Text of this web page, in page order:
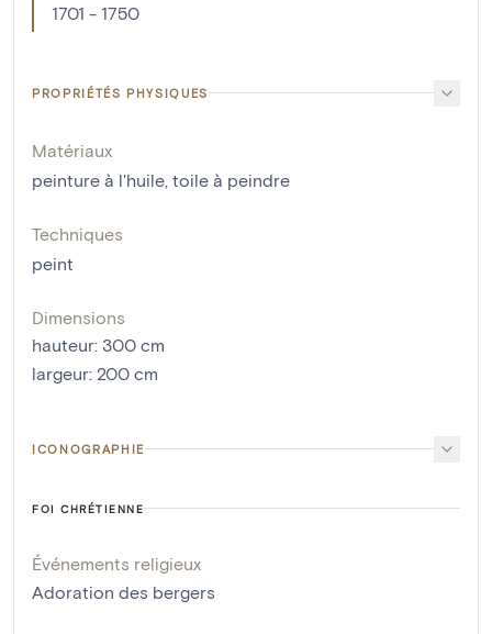
1701 - 1750
PROPRIÉTÉS PHYSIQUES
Matériaux
peinture à l'huile toile à peindre
Techniques
peint
Dimensions
hauteur: 300 cm
largeur: 200 cm
ICONOGRAPHIE
FOI CHRÉTIENNE
Événements religieux
Adoration des bergers